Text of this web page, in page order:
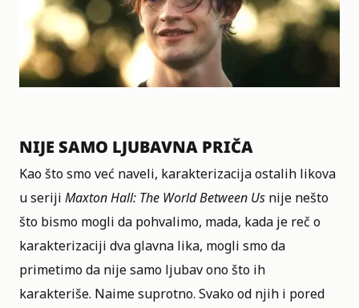
NIJE SAMO LJUBAVNA PRIČA
Kao što smo već naveli, karakterizacija ostalih likova
u seriji Maxton Hall: The World Between Us nije nešto
što bismo mogli da pohvalimo, mada, kada je reč o
karakterizaciji dva glavna lika, mogli smo da
primetimo da nije samo ljubav ono što ih
karakteriše. Naime suprotno. Svako od njih i pored